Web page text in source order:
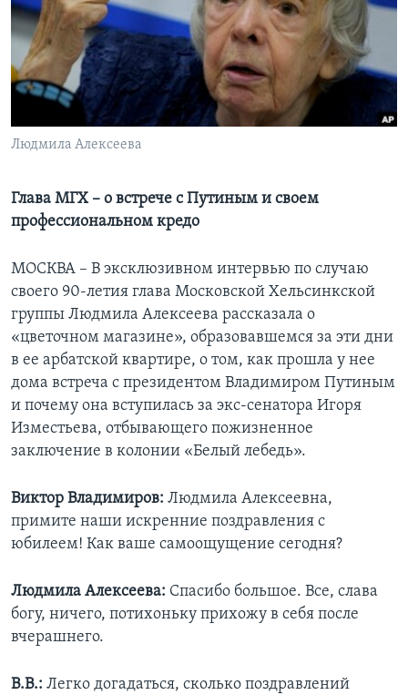
Learning English
СОЦИАЛЬНЫЕ СЕТИ
Людмила Алексеева
Глава МГХ – о встрече с Путиным и своем
профессиональном кредо
МОСКВА – В эксклюзивном интервью по случаю
своего 90-летия глава Московской Хельсинкской
группы Людмила Алексеева рассказала о
«цветочном магазине», образовавшемся за эти дни
в ее арбатской квартире, о том, как прошла у нее
дома встреча с президентом Владимиром Путиным
и почему она вступилась за экс-сенатора Игоря
Изместьева, отбывающего пожизненное
заключение в колонии «Белый лебедь».
Виктор Владимиров: Людмила Алексеевна,
примите наши искренние поздравления с
юбилеем! Как ваше самоощущение сегодня?
Людмила Алексеева: Спасибо большое. Все, слава
богу, ничего, потихоньку прихожу в себя после
вчерашнего.
В.В.: Легко догадаться, сколько поздравлений